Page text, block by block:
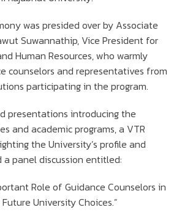
was presided over by Associate
Suwannathip, Vice President for
Human Resources, who warmly
counselors and representatives from
participating in the program.
presentations introducing the
and academic programs, a VTR
the University’s profile and
a panel discussion entitled:
Role of Guidance Counselors in
University Choices.”